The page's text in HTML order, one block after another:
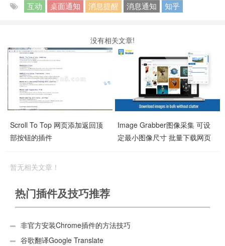
互动 桌面通知 消息提醒 消息通知 知乎
没有相关文章!
Scroll To Top 网页添加返回顶
部按钮的插件
Image Grabber图像采集 可设
定最小图像尺寸 批量下载网页
暂无相关文章！
热门插件及技巧推荐
非官方安装Chrome插件的方法技巧
谷歌翻译Google Translate